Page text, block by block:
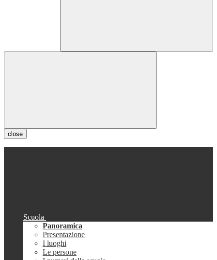
close
Scuola
Panoramica
Presentazione
I luoghi
Le persone